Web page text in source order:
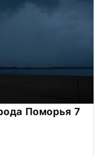
Поморья 7